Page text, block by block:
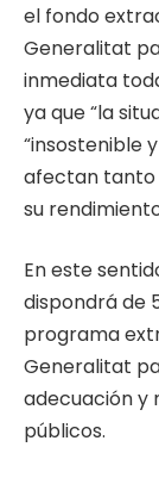
el fondo
Generalitat
inmediata
ya que “la
“insostenible
afectan tanto
su
En este
dispondrá de
programa
Generalitat
adecuación y
públicos.